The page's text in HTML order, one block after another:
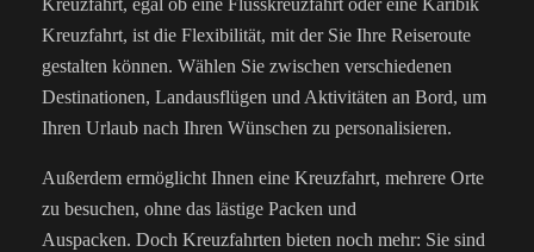
Kreuzfahrt, egal ob eine Flusskreuzfahrt oder eine Karibik
Kreuzfahrt, ist die Flexibilität, mit der Sie Ihre Reiseroute
gestalten können. Wählen Sie zwischen verschiedenen
Destinationen, Landausflügen und Aktivitäten an Bord, um
Ihren Urlaub nach Ihren Wünschen zu personalisieren.
Außerdem ermöglicht Ihnen eine Kreuzfahrt, mehrere Orte
zu besuchen, ohne das lästige Packen und
Auspacken. Doch Kreuzfahrten bieten noch mehr: Sie sind